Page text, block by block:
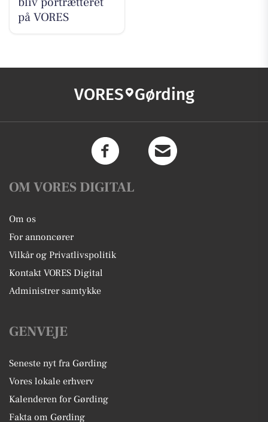
på VORES
VORES Gørding
OM VORES DIGITAL
Om os
For annoncører
Vilkår og Privatlivspolitik
Kontakt VORES Digital
Administrer samtykke
GENVEJE
Seneste nyt fra Gørding
Vores lokale erhverv
Kalenderen for Gørding
Fakta om Gørding